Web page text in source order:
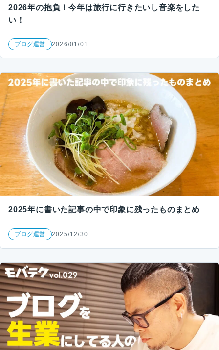
2026年の抱負！今年は旅行に行きたいし音楽をした
い！
ブログ運営 2026/01/01
2025年に書いた記事の中で印象に残ったものまとめ
ブログ運営 2025/12/30